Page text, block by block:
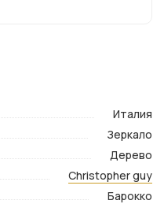
Италия
Зеркало
Дерево
Christopher guy
Барокко